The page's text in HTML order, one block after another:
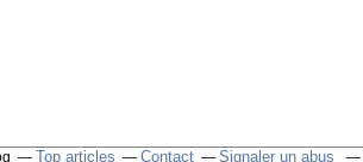
Top articles Contact Signaler un abus